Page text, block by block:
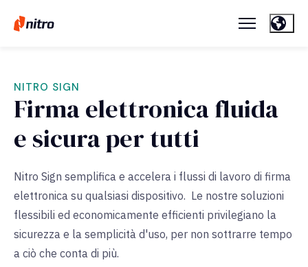
NITRO SIGN
Firma elettronica fluida
e sicura per tutti
Nitro Sign semplifica e accelera i flussi di lavoro di firma
elettronica su qualsiasi dispositivo. Le nostre soluzioni
flessibili ed economicamente efficienti privilegiano la
sicurezza e la semplicità d'uso, per non sottrarre tempo
a ciò che conta di più.